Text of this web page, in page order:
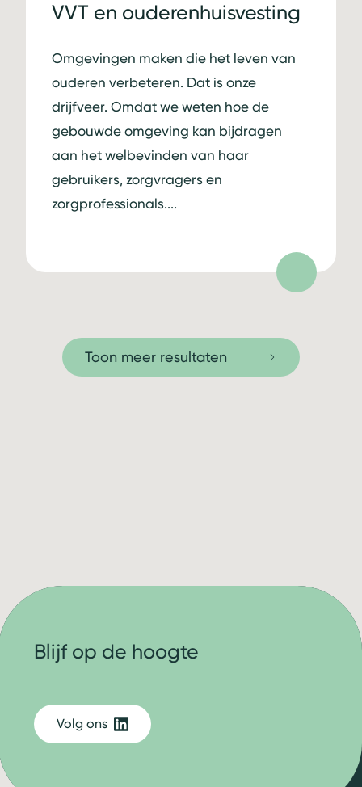
VVT en ouderenhuisvesting
Omgevingen maken die het leven van
ouderen verbeteren. Dat is onze
drijfveer. Omdat we weten hoe de
gebouwde omgeving kan bijdragen
aan het welbevinden van haar
gebruikers, zorgvragers en
zorgprofessionals....
Toon meer resultaten
Blijf op de hoogte
Volg ons